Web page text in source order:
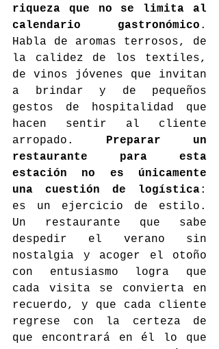
riqueza que no se limita al
calendario gastronómico .
Habla de aromas terrosos, de
la calidez de los textiles,
de vinos jóvenes que invitan
a brindar y de pequeños
gestos de hospitalidad que
hacen sentir al cliente
arropado. Preparar un
restaurante para esta
estación no es únicamente
una cuestión de logística:
es un ejercicio de estilo.
Un restaurante que sabe
despedir el verano sin
nostalgia y acoger el otoño
con entusiasmo logra que
cada visita se convierta en
recuerdo, y que cada cliente
regrese con la certeza de
que encontrará en él lo que